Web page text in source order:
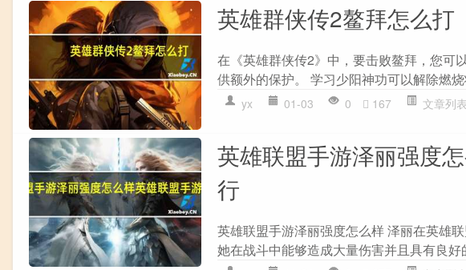
英雄群侠传2鳌拜怎么打
在《英雄群侠传2》中，要击败鳌拜，您可
供额外的保护。 学习少阳神功可以解除燃
yx 01-03 0 167 文章列表
英雄联盟手游泽丽强度
行
英雄联盟手游泽丽强度怎么样 泽丽在英雄
她在战斗中能够造成大量伤害并且具有良